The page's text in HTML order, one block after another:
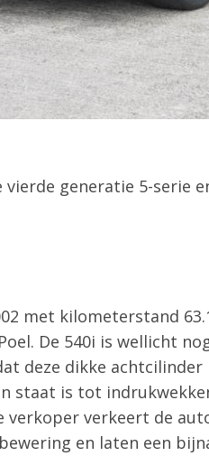
vierde generatie 5-serie
met kilometerstand
De 540i is wellicht
deze dikke
staat is tot
verkoper verkeert de
en laten een